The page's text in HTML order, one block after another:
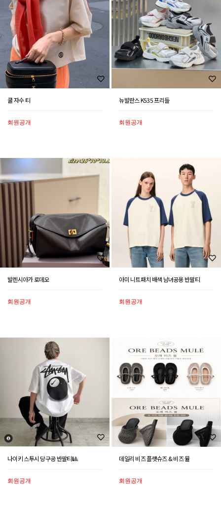
쿨 자수 티
회원공개
뉴발란스 K535 프리들
회원공개
발렌시아가 로데오
회원공개
아미 니트패치 배색 남녀공용 반팔티
회원공개
나이키 스투시 당구공 반팔티🎱
회원공개
데일리 비즈 플랫슈즈 & 비즈 뮬
회원공개